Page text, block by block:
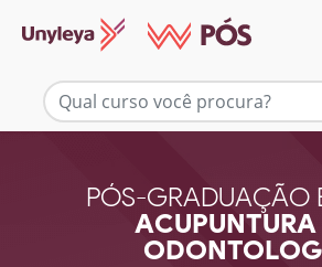
PÓS-GRADUAÇÃO
ACUPUNTURA
Mais